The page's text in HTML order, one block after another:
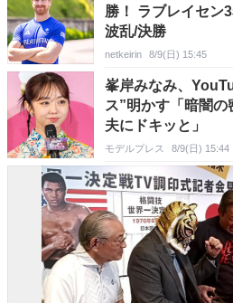
勝！ ラブレイセン
波乱/決勝
netkeirin 8/9(日) 15:45
峯岸みなみ、
ス”明かす「暗闇
夫にドキッと」
モデルプレス 8/9(日) 15:44